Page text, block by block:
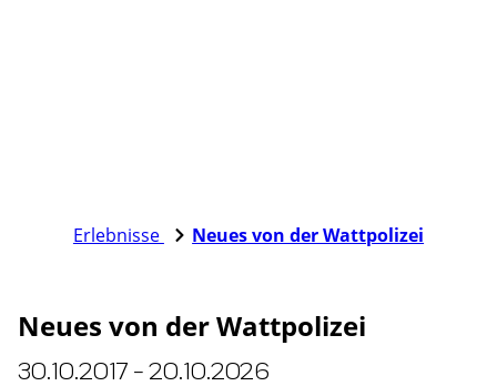
Erlebnisse Neues von der Wattpolizei
Neues von der Wattpolizei
30.10.2017 - 20.10.2026